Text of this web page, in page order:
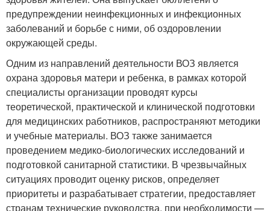
предупреждении неинфекционных и инфекционных
заболеваний и борьбе с ними, об оздоровлении
окружающей среды.
Одним из направлений деятельности ВОЗ является
охрана здоровья матери и ребенка, в рамках которой
специалисты организации проводят курсы
теоретической, практической и клинической подготовки
для медицинских работников, распространяют методики
и учебные материалы. ВОЗ также занимается
проведением медико-биологических исследований и
подготовкой санитарной статистики. В чрезвычайных
ситуациях проводит оценку рисков, определяет
приоритеты и разрабатывает стратегии, предоставляет
странам технические руководства, при необходимости —